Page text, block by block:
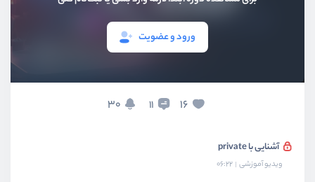
ورود و عضویت
16
11
30
ویدیو آموزشی 08:54
سطوح دسترسی چیست؟
آشنایی با private
ویدیو آموزشی 06:22